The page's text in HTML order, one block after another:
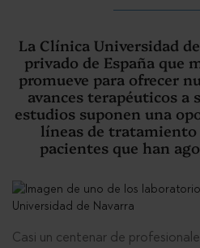
La Clínica Universidad
privado de España que
promueve para ofrecer
avances terapéuticos a
estudios suponen una
líneas de
pacientes que han
Casi un centenar de